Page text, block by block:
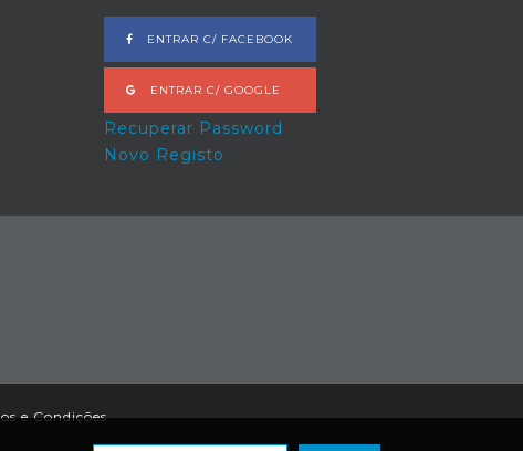
ENTRAR C/ FACEBOOK
ENTRAR C/ GOOGLE
Recuperar Password
Novo Registo
e Condições